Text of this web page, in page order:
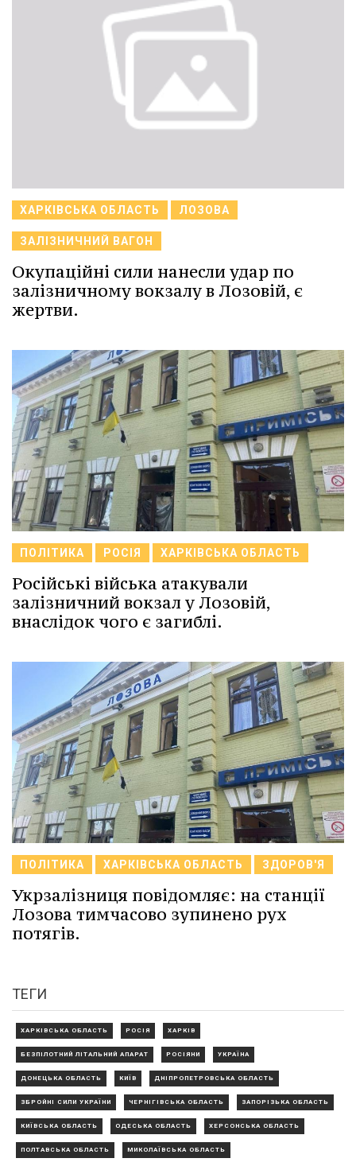
ХАРКІВСЬКА ОБЛАСТЬ ЛОЗОВА
ЗАЛІЗНИЧНИЙ ВАГОН
Окупаційні сили нанесли удар по
залізничному вокзалу в Лозовій, є
жертви.
ПОЛІТИКА РОСІЯ ХАРКІВСЬКА ОБЛАСТЬ
Російські війська атакували
залізничний вокзал у Лозовій,
внаслідок чого є загиблі.
ПОЛІТИКА ХАРКІВСЬКА ОБЛАСТЬ ЗДОРОВ'Я
Укрзалізниця повідомляє: на станції
Лозова тимчасово зупинено рух
потягів.
ТЕГИ
ХАРКІВСЬКА ОБЛАСТЬ РОСІЯ ХАРКІВ
БЕЗПІЛОТНИЙ ЛІТАЛЬНИЙ АПАРАТ РОСІЯНИ УКРАЇНА
ДОНЕЦЬКА ОБЛАСТЬ КИЇВ ДНІПРОПЕТРОВСЬКА ОБЛАСТЬ
ЗБРОЙНІ СИЛИ УКРАЇНИ ЧЕРНІГІВСЬКА ОБЛАСТЬ ЗАПОРІЗЬКА ОБЛАСТЬ
КИЇВСЬКА ОБЛАСТЬ ОДЕСЬКА ОБЛАСТЬ ХЕРСОНСЬКА ОБЛАСТЬ
ПОЛТАВСЬКА ОБЛАСТЬ МИКОЛАЇВСЬКА ОБЛАСТЬ